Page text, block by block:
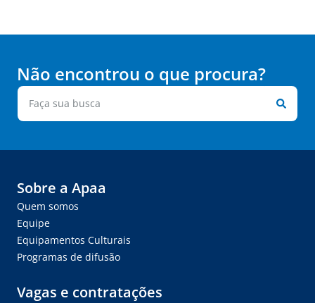
Não encontrou o que procura?
Sobre a Apaa
Quem somos
Equipe
Equipamentos Culturais
Programas de difusão
Vagas e contratações